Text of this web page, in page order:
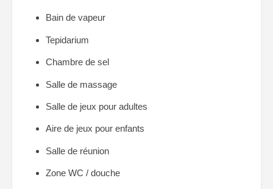
Bain de vapeur
Tepidarium
Chambre de sel
Salle de massage
Salle de jeux pour adultes
Aire de jeux pour enfants
Salle de réunion
Zone WC / douche